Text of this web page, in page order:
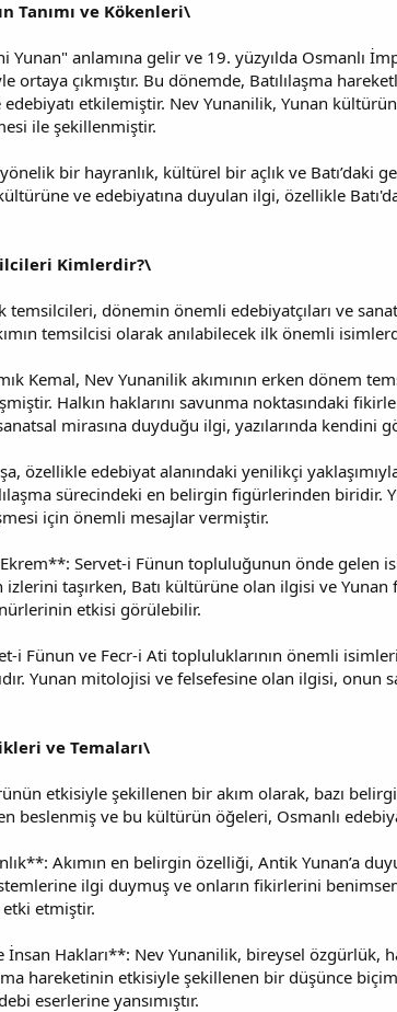
Tanımı ve Kökenleri\
Yunan" anlamına gelir ve 19. yüzyılda Osmanlı
ortaya çıkmıştır. Bu dönemde, Batılılaşma
edebiyatı etkilemiştir. Nev Yunanilik, Yunan
ile şekillenmiştir.
yönelik bir hayranlık, kültürel bir açlık ve
ve edebiyatına duyulan ilgi, özellikle
Kimlerdir?\
temsilcileri, dönemin önemli edebiyatçıları ve
temsilcisi olarak anılabilecek ilk önemli
Kemal, Nev Yunanilik akımının erken dönem
Halkın haklarını savunma noktasındaki
mirasına duyduğu ilgi, yazılarında kendini
özellikle edebiyat alanındaki yenilikçi
sürecindeki en belirgin figürlerinden biridir.
için önemli mesajlar vermiştir.
Servet-i Fünun topluluğunun önde gelen
taşırken, Batı kültürüne olan ilgisi ve Yunan
etkisi görülebilir.
i Fünun ve Fecr-i Ati topluluklarının önemli
Yunan mitolojisi ve felsefesine olan ilgisi, onun
ve Temaları\
etkisiyle şekillenen bir akım olarak, bazı
beslenmiş ve bu kültürün öğeleri, Osmanlı
Akımın en belirgin özelliği, Antik Yunan’a
ilgi duymuş ve onların fikirlerini
etmiştir.
Hakları**: Nev Yunanilik, bireysel özgürlük,
hareketinin etkisiyle şekillenen bir düşünce
eserlerine yansımıştır.